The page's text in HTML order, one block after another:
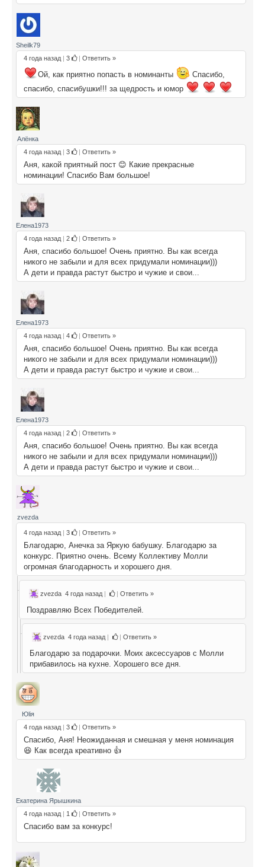
Sheilk79
4 года назад | 3 | Ответить »
Ой, как приятно попасть в номинанты
Спасибо,
спасибо, спасибушки!!! за щедрость и юмор
Алёнка
4 года назад | 3 | Ответить »
Аня, какой приятный пост 😊 Какие прекрасные
номинации! Спасибо Вам большое!
Елена1973
4 года назад | 2 | Ответить »
Аня, спасибо большое! Очень приятно. Вы как всегда
никого не забыли и для всех придумали номинации)))
А дети и правда растут быстро и чужие и свои...
Елена1973
4 года назад | 4 | Ответить »
Аня, спасибо большое! Очень приятно. Вы как всегда
никого не забыли и для всех придумали номинации)))
А дети и правда растут быстро и чужие и свои...
Елена1973
4 года назад | 2 | Ответить »
Аня, спасибо большое! Очень приятно. Вы как всегда
никого не забыли и для всех придумали номинации)))
А дети и правда растут быстро и чужие и свои...
zvezda
4 года назад | 3 | Ответить »
Благодарю, Анечка за Яркую бабушку. Благодарю за
конкурс. Приятно очень. Всему Коллективу Молли
огромная благодарность и хорошего дня.
zvezda 4 года назад | | Ответить »
Поздравляю Всех Победителей.
zvezda 4 года назад | | Ответить »
Благодарю за подарочки. Моих аксессуаров с Молли
прибавилось на кухне. Хорошего все дня.
Юliя
4 года назад | 3 | Ответить »
Спасибо, Аня! Неожиданная и смешная у меня номинация
😆 Как всегда креативно 👍
Екатерина Ярышкина
4 года назад | 1 | Ответить »
Спасибо вам за конкурс!